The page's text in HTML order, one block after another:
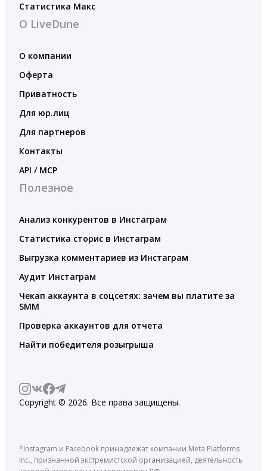
Статистика Макс
О LiveDune
О компании
Оферта
Приватность
Для юр.лиц
Для партнеров
Контакты
API / MCP
Полезное
Анализ конкурентов в Инстаграм
Статистика сторис в Инстаграм
Выгрузка комментариев из Инстаграм
Аудит Инстаграм
Чекап аккаунта в соцсетях: зачем вы платите за
SMM
Проверка аккаунтов для отчета
Найти победителя розыгрыша
Copyright © 2026. Все права защищены.
*Instagram и Facebook принадлежат компании Meta Platforms
Inc., признанной экстремистской организацией, деятельность